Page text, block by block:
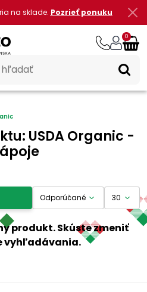
na sklade. Pozrieť ponuku
0
USDA Organic -
produkt. Skúste zmeniť
vyhľadávania.